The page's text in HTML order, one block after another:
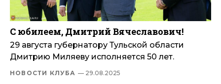
С юбилеем, Дмитрий Вячеславович!
29 августа губернатору Тульской области
Дмитрию Миляеву исполняется 50 лет.
НОВОСТИ КЛУБА — 29.08.2025